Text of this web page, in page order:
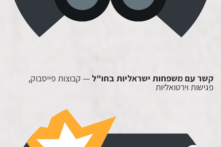
קשר עם משפחות ישראליות בחו"ל — קבוצות פייסבוק,
פגישות וירטואליות